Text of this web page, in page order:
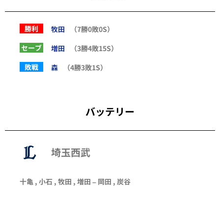
勝利 牧田
（7勝0敗0S）
セーブ
増田
（3勝4敗15S）
敗戦
森 （4勝3敗1S）
バッテリー
埼玉西武
十亀 , 小石 , 牧田 , 増田 – 岡田 , 炭谷